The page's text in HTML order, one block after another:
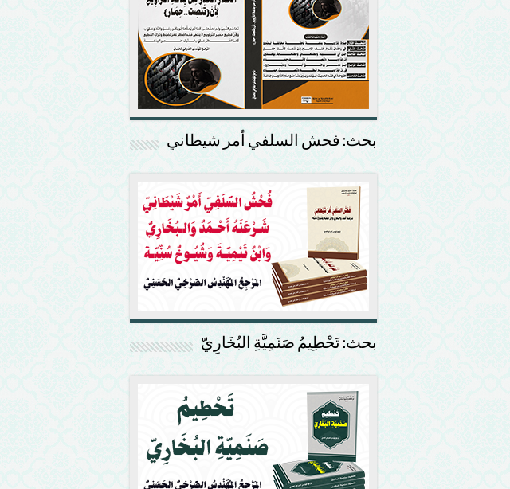
بحث: فحش السلفي أمر شيطاني
بحث: تَحْطِيمُ صَنَمِيَّةِ البُخَارِيّ